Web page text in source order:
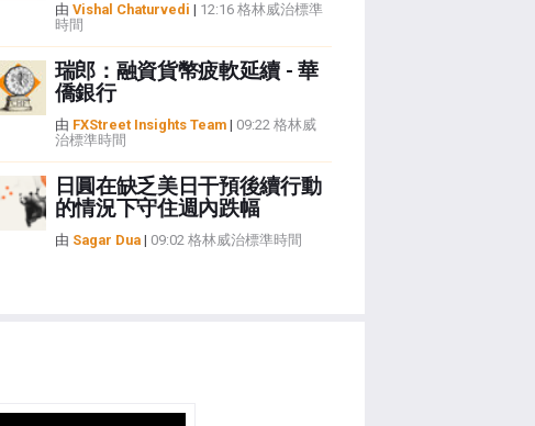
由 Vishal Chaturvedi | 12:16 格林威治標準
時間
瑞郎：融資貨幣疲軟延續 - 華
僑銀行
由 FXStreet Insights Team| 09:22 格林威
治標準時間
日圓在缺乏美日干預後續行動
的情況下守住週內跌幅
由 Sagar Dua| 09:02 格林威治標準時間